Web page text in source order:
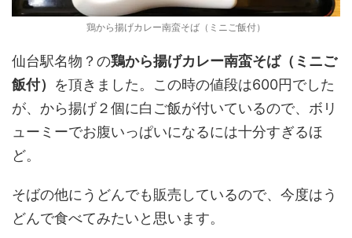
鶏から揚げカレー南蛮そば（ミニご飯付）
仙台駅名物？の鶏から揚げカレー南蛮そば（ミニご
飯付） を頂きました。この時の値段は600円でした
が、から揚げ２個に白ご飯が付いているので、ボリ
ューミーでお腹いっぱいになるには十分すぎるほ
ど。
そばの他にうどんでも販売しているので、今度はう
どんで食べてみたいと思います。